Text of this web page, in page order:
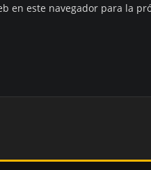
en este navegador para la